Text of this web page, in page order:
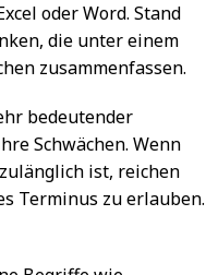
oder Word. Stand
die unter einem
zusammenfassen.
bedeutender
Schwächen. Wenn
ist, reichen
Terminus zu erlauben.